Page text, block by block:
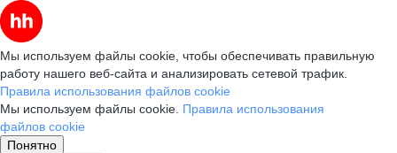
Мы используем файлы cookie, чтобы обеспечивать правильную
работу нашего веб-сайта и анализировать сетевой трафик.
Правила использования файлов cookie
Мы используем файлы cookie. Правила использования
файлов cookie
Понятно